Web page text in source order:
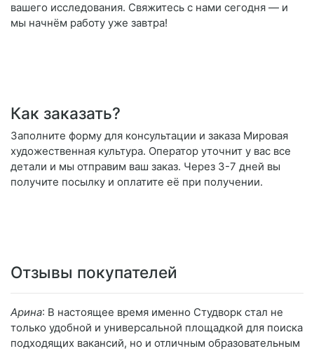
вашего исследования. Свяжитесь с нами сегодня — и
мы начнём работу уже завтра!
Как заказать?
Заполните форму для консультации и заказа Мировая
художественная культура. Оператор уточнит у вас все
детали и мы отправим ваш заказ. Через 3-7 дней вы
получите посылку и оплатите её при получении.
Отзывы покупателей
Арина: В настоящее время именно Студворк стал не
только удобной и универсальной площадкой для поиска
подходящих вакансий, но и отличным образовательным